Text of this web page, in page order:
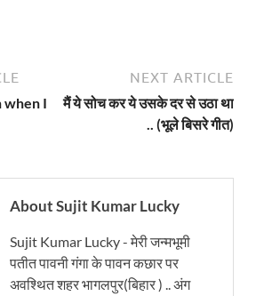
when I
NEXT ARTICLE
मैं ये सोच कर ये उसके दर से उठा था
.. (भूले बिसरे गीत)
About Sujit Kumar Lucky
Sujit Kumar Lucky - मेरी जन्मभूमी
पतीत पावनी गंगा के पावन कछार पर
अवश्थित शहर भागलपुर(बिहार ) .. अंग